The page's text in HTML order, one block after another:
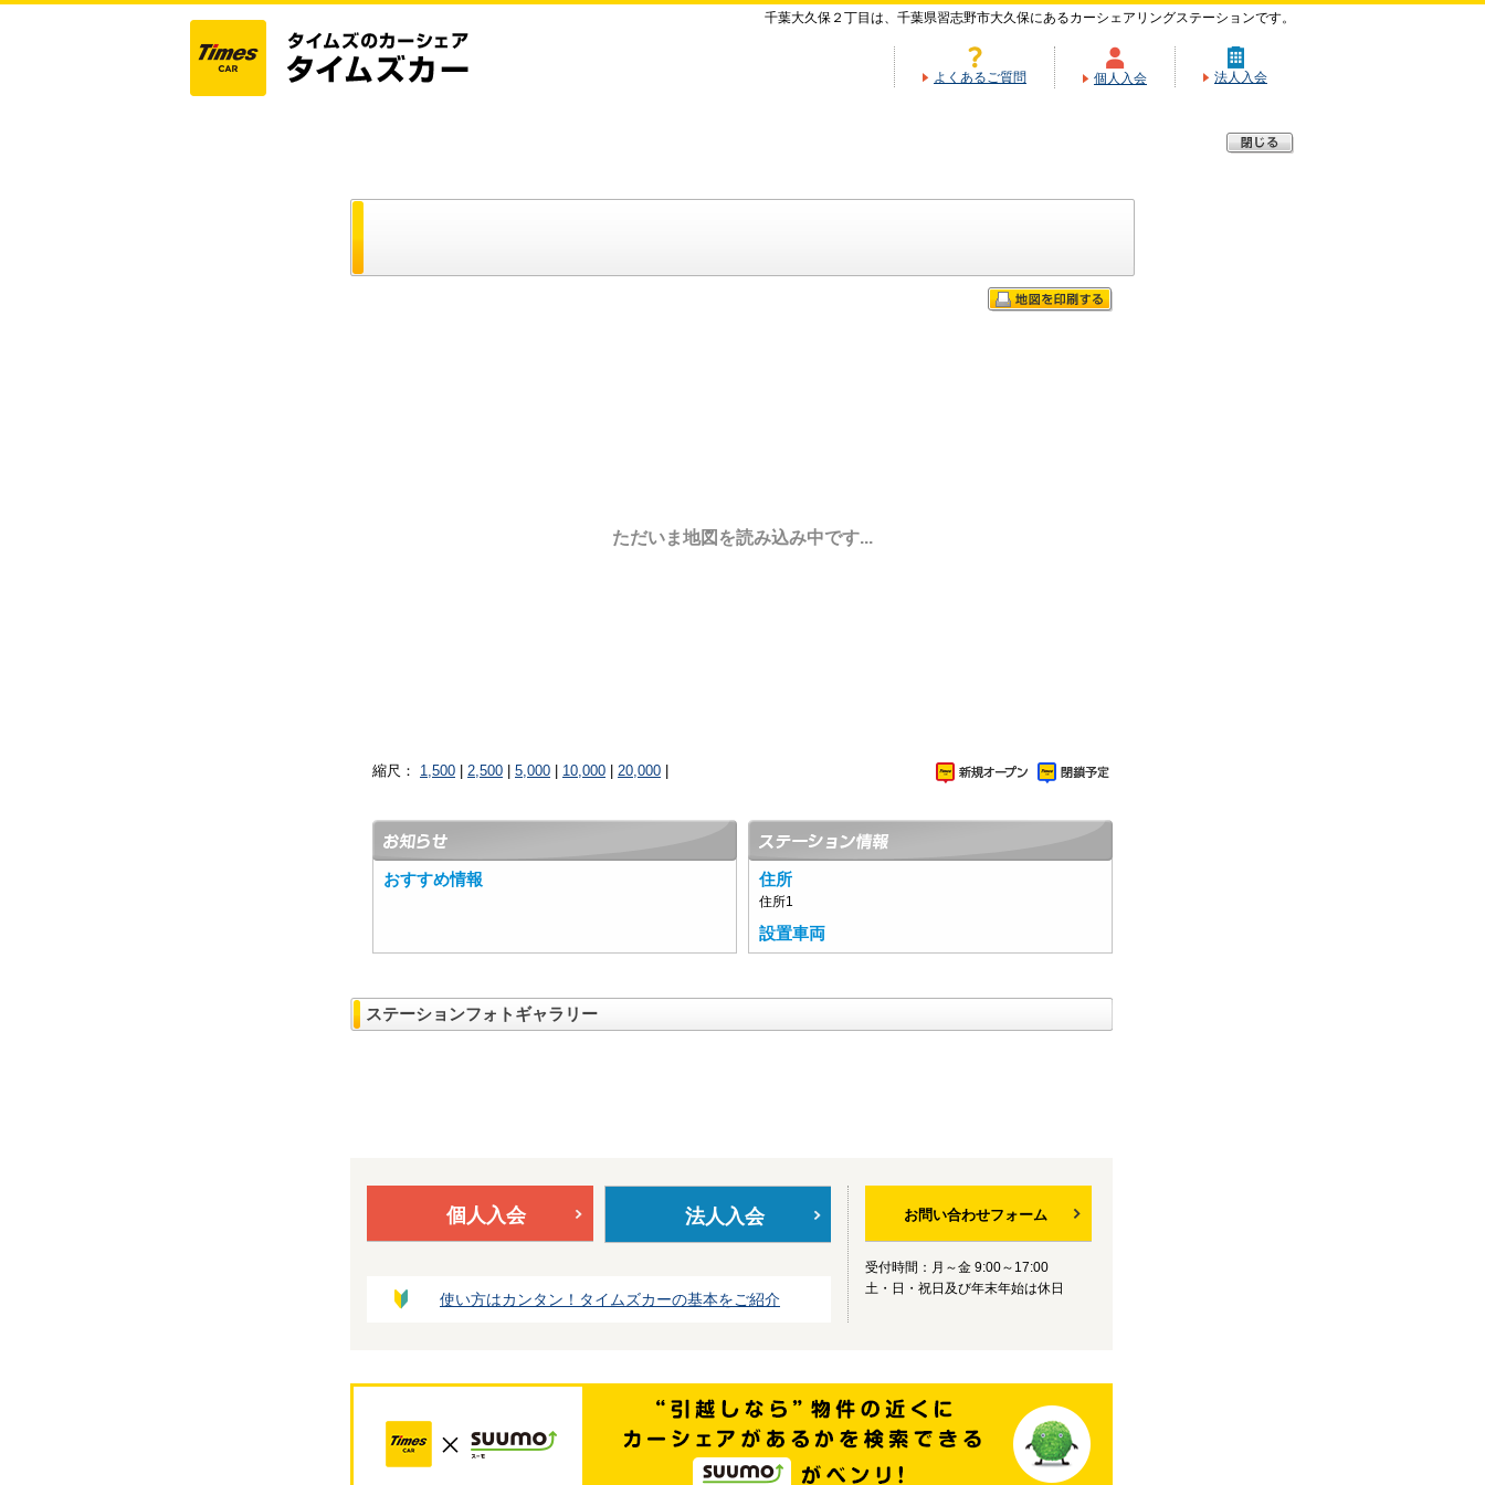
千葉大久保２丁目は、千葉県習志野市大久保にあるカーシェアリングステーションです。
よくあるご質問 個人入会 法人入会
ただいま地図を読み込み中です...
縮尺： 1,500 2,500 5,000 10,000 20,000
おすすめ情報 住所
住所1
設置車両
ステーションフォトギャラリー
個人入会 法人入会
使い方はカンタン！タイムズカーの基本をご紹介
お問い合わせフォーム
受付時間：月～金 9:00～17:00
土・日・祝日及び年末年始は休日